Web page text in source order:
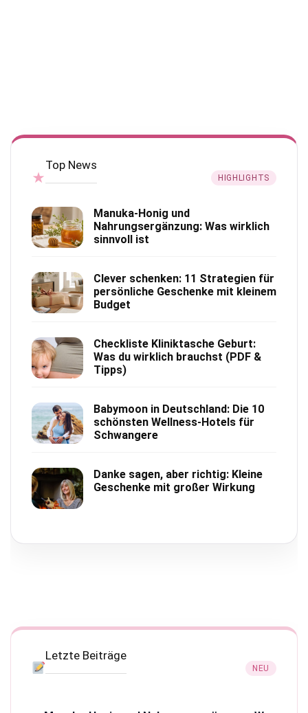
★
Top News
HIGHLIGHTS
Manuka-Honig und
Nahrungsergänzung: Was wirklich
sinnvoll ist
Clever schenken: 11 Strategien für
persönliche Geschenke mit kleinem
Budget
Checkliste Kliniktasche Geburt:
Was du wirklich brauchst (PDF &
Tipps)
Babymoon in Deutschland: Die 10
schönsten Wellness-Hotels für
Schwangere
Danke sagen, aber richtig: Kleine
Geschenke mit großer Wirkung
Letzte Beiträge
NEU